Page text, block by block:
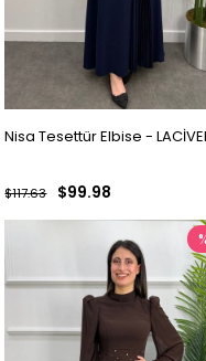
Nisa Tesettür Elbise -
$99.98
$117.63